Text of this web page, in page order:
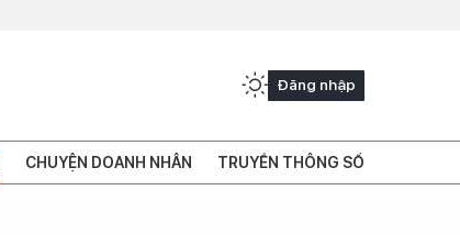
Đăng nhập
CHUYỆN DOANH NHÂN TRUYỀN THÔNG SỐ